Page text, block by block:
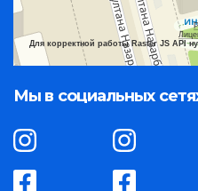
Для корректной работы Raster JS API
Мы в социальных